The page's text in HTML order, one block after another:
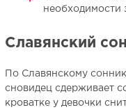
необходимости
Славянский
По Славянскому
сновидец сдерживает
кроватке у девочки